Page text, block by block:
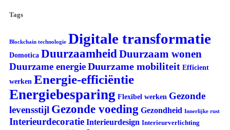
Tags
Blockchain technologie Digitale transformatie
Domotica Duurzaamheid Duurzaam wonen
Duurzame energieDuurzame mobiliteit Efficient
werken Energie-efficiëntie
Energiebesparing Flexibel werken Gezonde
levensstijl Gezonde voeding Gezondheid Innerlijke rust
Interieurdecoratie Interieurdesign Interieurverlichting